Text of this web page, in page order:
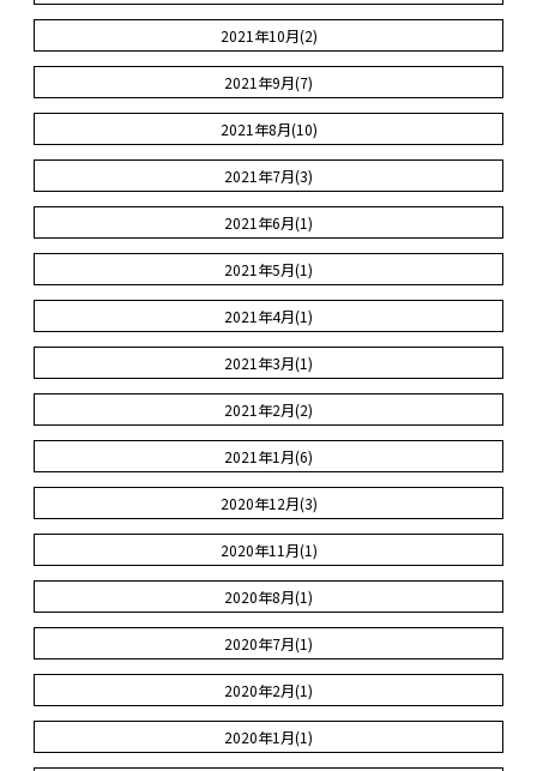
2021年10月(2)
2021年9月(7)
2021年8月(10)
2021年7月(3)
2021年6月(1)
2021年5月(1)
2021年4月(1)
2021年3月(1)
2021年2月(2)
2021年1月(6)
2020年12月(3)
2020年11月(1)
2020年8月(1)
2020年7月(1)
2020年2月(1)
2020年1月(1)